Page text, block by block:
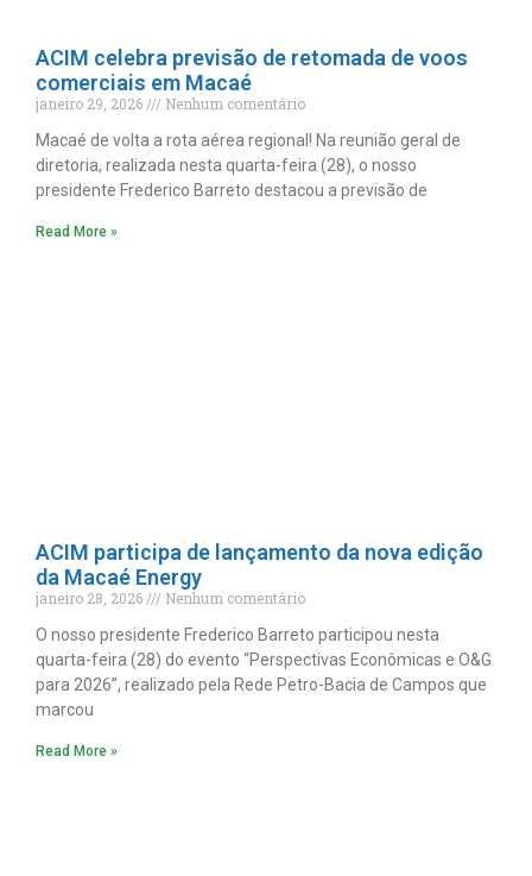
ACIM celebra previsão de retomada de voos
comerciais em Macaé
janeiro 29, 2026
Nenhum comentário
Macaé de volta a rota aérea regional! Na reunião geral de
diretoria, realizada nesta quarta-feira (28), o nosso
presidente Frederico Barreto destacou a previsão de
Read More »
ACIM participa de lançamento da nova edição
da Macaé Energy
janeiro 28, 2026
Nenhum comentário
O nosso presidente Frederico Barreto participou nesta
quarta-feira (28) do evento “Perspectivas Econômicas e O&G
para 2026”, realizado pela Rede Petro-Bacia de Campos que
marcou
Read More »